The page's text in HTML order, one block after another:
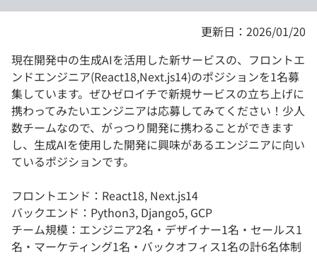
更新日：2026/01/20
現在開発中の生成AIを活用した新サービスの、フロントエ
ンドエンジニア(React18,Next.js14)のポジションを1名募
集しています。ぜひゼロイチで新規サービスの立ち上げに
携わってみたいエンジニアは応募してみてください！少人
数チームなので、がっつり開発に携わることができます
し、生成AIを使用した開発に興味があるエンジニアに向い
ているポジションです。
フロントエンド：React18, Next.js14
バックエンド：Python3, Django5, GCP
チーム規模：エンジニア2名・デザイナー1名・セールス1
名・マーケティング1名・バックオフィス1名の計6名体制